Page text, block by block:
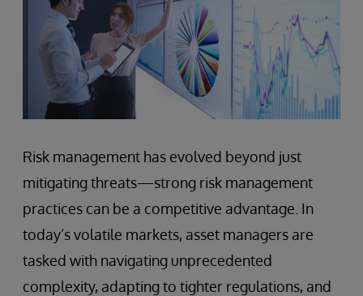
Risk management has evolved beyond just
mitigating threats—strong risk management
practices can be a competitive advantage. In
today’s volatile markets, asset managers are
tasked with navigating unprecedented
complexity, adapting to tighter regulations, and